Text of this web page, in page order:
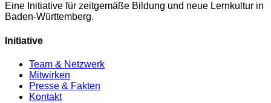
Eine Initiative für zeitgemäße Bildung und neue Lernkultur in
Baden-Württemberg.
Initiative
Team & Netzwerk
Mitwirken
Presse & Fakten
Kontakt